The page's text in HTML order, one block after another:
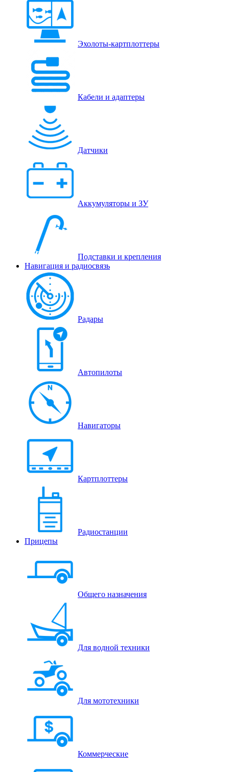
Эхолоты-картплоттеры
Кабели и адаптеры
Датчики
Аккумуляторы и ЗУ
Подставки и крепления
Навигация и радиосвязь
Радары
Автопилоты
Навигаторы
Картплоттеры
Радиостанции
Прицепы
Общего назначения
Для водной техники
Для мототехники
Коммерческие